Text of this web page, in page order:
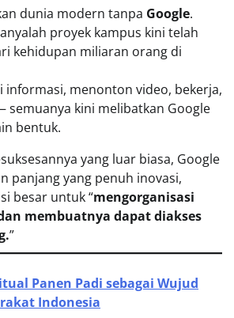
dunia modern tanpa Google.
proyek kampus kini telah
kehidupan miliaran orang di
informasi, menonton video, bekerja,
semuanya kini melibatkan Google
bentuk.
yang luar biasa, Google
panjang yang penuh inovasi,
besar untuk “mengorganisasi
membuatnya dapat diakses
”
Panen Padi sebagai Wujud
Indonesia